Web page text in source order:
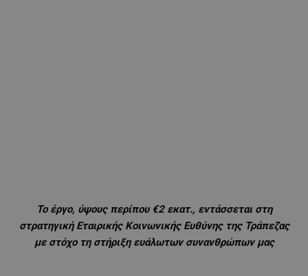
Το έργο, ύψους περίπου €2 εκατ., εντάσσεται στη
στρατηγική Εταιρικής Κοινωνικής Ευθύνης της Τράπεζας
με στόχο τη στήριξη ευάλωτων συνανθρώπων μας